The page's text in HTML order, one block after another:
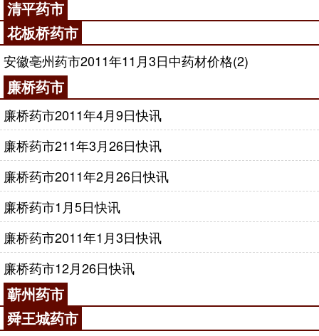
清平药市
花板桥药市
安徽亳州药市2011年11月3日中药材价格(2)
廉桥药市
廉桥药市2011年4月9日快讯
廉桥药市211年3月26日快讯
廉桥药市2011年2月26日快讯
廉桥药市1月5日快讯
廉桥药市2011年1月3日快讯
廉桥药市12月26日快讯
蕲州药市
舜王城药市